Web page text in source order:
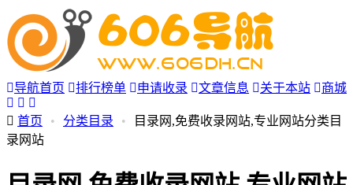
导航首页 排行榜单 申请收录 文章信息 关于本站 商城
首页 • 分类目录 •
目录网,免费收录网站,专业网站分类目
录网站